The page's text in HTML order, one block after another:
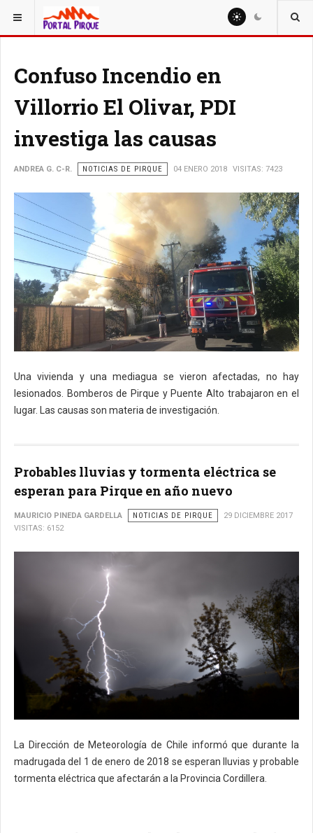
ESTÁ AQUÍ: NOTICIAS
Confuso Incendio en
Villorrio El Olivar, PDI
investiga las causas
ANDREA G. C-R. NOTICIAS DE PIRQUE 04 ENERO 2018 VISITAS: 7423
Una vivienda y una mediagua se vieron afectadas, no hay
lesionados. Bomberos de Pirque y Puente Alto trabajaron en el
lugar. Las causas son materia de investigación.
Probables lluvias y tormenta eléctrica se
esperan para Pirque en año nuevo
MAURICIO PINEDA GARDELLA NOTICIAS DE PIRQUE
29 DICIEMBRE 2017
VISITAS: 6152
La Dirección de Meteorología de Chile informó que durante la
madrugada del 1 de enero de 2018 se esperan lluvias y probable
tormenta eléctrica que afectarán a la Provincia Cordillera.